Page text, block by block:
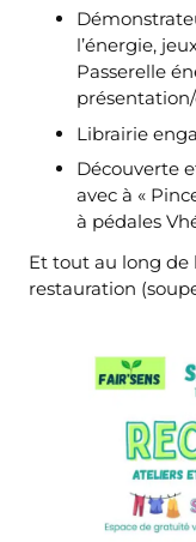
l’énergie,
Passerelle
Librairie
Découverte
avec à «
à pédales
Et tout au long de
restauration